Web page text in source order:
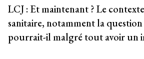
LCJ : Et maintenant ? Le
sanitaire, notamment la question
pourrait-il malgré tout avoir un